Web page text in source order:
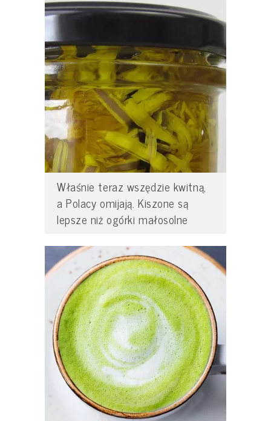
Właśnie teraz wszędzie kwitną,
a Polacy omijają. Kiszone są
lepsze niż ogórki małosolne